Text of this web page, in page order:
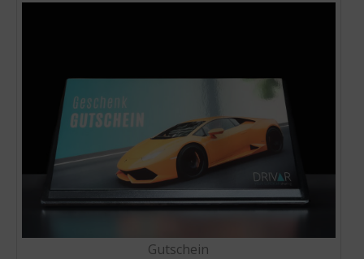
Gutschein